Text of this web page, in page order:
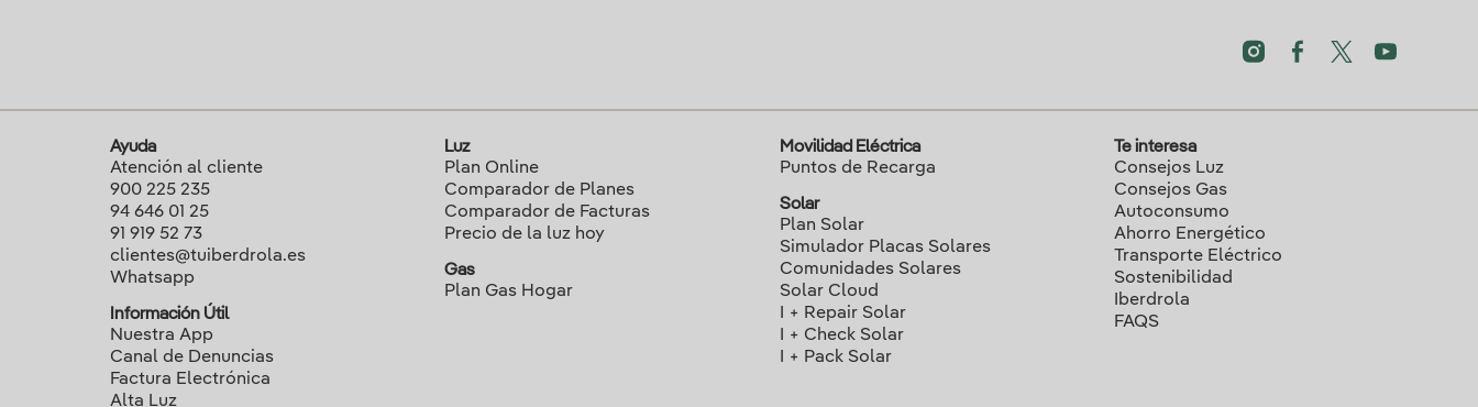
Ayuda
Atención al cliente
900 225 235
94 646 01 25
91 919 52 73
clientes@tuiberdrola.es
Whatsapp
Información Útil
Nuestra App
Canal de Denuncias
Factura Electrónica
Alta Luz
Luz
Plan Online
Comparador de Planes
Comparador de Facturas
Precio de la luz hoy
Gas
Plan Gas Hogar
Movilidad Eléctrica
Puntos de Recarga
Solar
Plan Solar
Simulador Placas Solares
Comunidades Solares
Solar Cloud
I + Repair Solar
I + Check Solar
I + Pack Solar
Te interesa
Consejos Luz
Consejos Gas
Autoconsumo
Ahorro Energético
Transporte Eléctrico
Sostenibilidad
Iberdrola
FAQS